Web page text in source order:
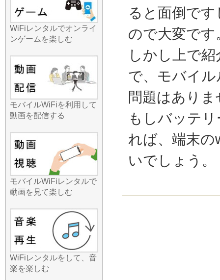
2026.7.15
「Wi-Fiルーターの設定って
難しそう」と思っていませ
んか？みんなのWi-Fiの国内
レンタルなら、そんな心配
は無用です。端末が到着し
たら、電源を入れてスマホ
にパスワードを入力するだ
け。特別な技術知識や煩わ
しいアプリの設定などは一
切必要ありません。到着し
が始まります。最近では小
中学生のタブレット学習
や、高齢者の方のビデオ通
話利用も増えていますが、
どなたでも直感的に使える
操作性が支持されていま
す。夏休み期間や年末年始
は予約が集中し、人気機種
が在庫切れになることも予
想されます。最新の時事ネ
タでも旅行需要の回復が報
じられていますが、余裕を
持った早めのご予約をお勧
めいたします！手軽に始め
WiFiレンタルでオンライ
ンゲームを楽しむ
モバイルWiFiを利用して
動画を配信する
モバイルWiFiレンタルで
動画を見て楽しむ
WiFiレンタルをして、音
楽を楽しむ
ると面倒で
ので大変です
しかし上で
で、モバイ
問題はありま
もしバッテ
れば、端末
いでしょう。